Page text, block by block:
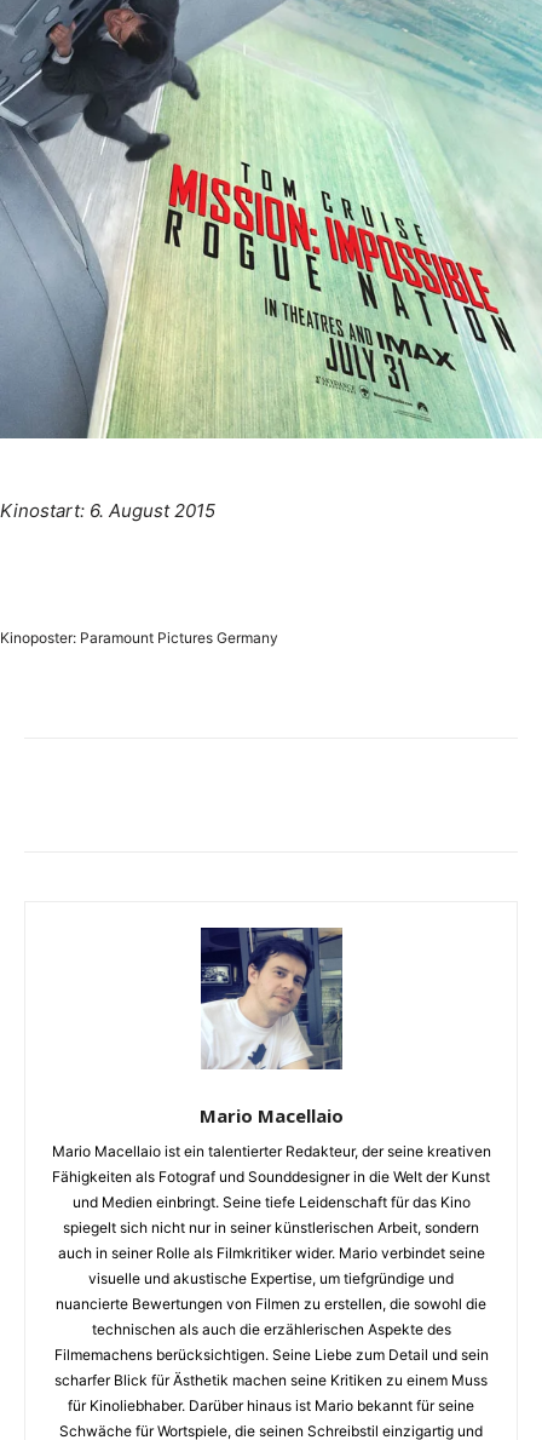
Kinostart: 6. August 2015
Kinoposter: Paramount Pictures Germany
Mario Macellaio
Mario Macellaio ist ein talentierter Redakteur, der seine kreativen
Fähigkeiten als Fotograf und Sounddesigner in die Welt der Kunst
und Medien einbringt. Seine tiefe Leidenschaft für das Kino
spiegelt sich nicht nur in seiner künstlerischen Arbeit, sondern
auch in seiner Rolle als Filmkritiker wider. Mario verbindet seine
visuelle und akustische Expertise, um tiefgründige und
nuancierte Bewertungen von Filmen zu erstellen, die sowohl die
technischen als auch die erzählerischen Aspekte des
Filmemachens berücksichtigen. Seine Liebe zum Detail und sein
scharfer Blick für Ästhetik machen seine Kritiken zu einem Muss
für Kinoliebhaber. Darüber hinaus ist Mario bekannt für seine
Schwäche für Wortspiele, die seinen Schreibstil einzigartig und